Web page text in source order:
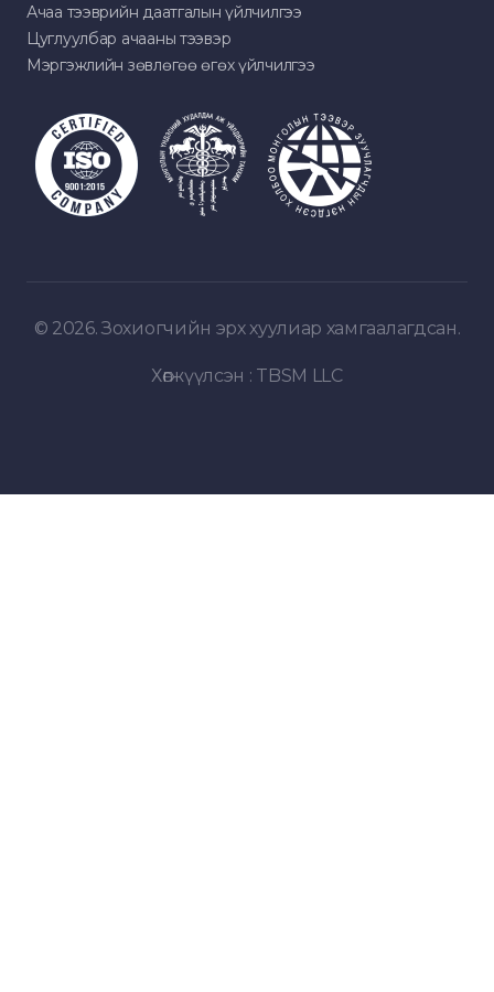
Ачаа тээврийн даатгалын үйлчилгээ
Цуглуулбар ачааны тээвэр
Мэргэжлийн зөвлөгөө өгөх үйлчилгээ
© 2026. Зохиогчийн эрх хуулиар хамгаалагдсан.
Хөгжүүлсэн : TBSM LLC